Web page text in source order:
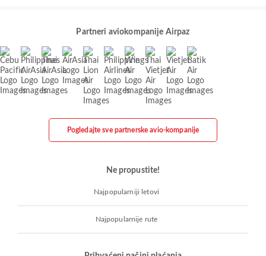
Partneri aviokompanije Airpaz
Pogledajte sve partnerske avio-kompanije
Ne propustite!
Najpopularniji letovi
Najpopularnije rute